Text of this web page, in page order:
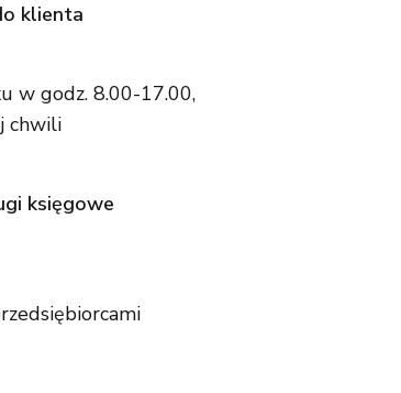
klienta
w godz. 8.00-17.00,
chwili
księgowe